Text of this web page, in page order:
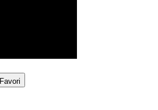
Favori